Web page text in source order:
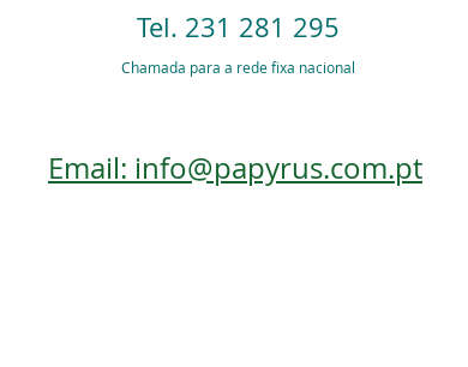
Tel. 231 281 295
Chamada para a rede fixa nacional
Email: info@papyrus.com.pt